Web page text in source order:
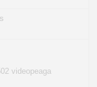
videopeaga